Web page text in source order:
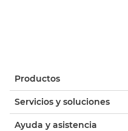
Productos
Servicios y soluciones
Ayuda y asistencia